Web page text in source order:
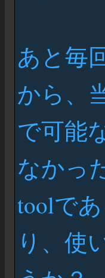
あと毎
から、
で可能
なかっ
toolで
り、使